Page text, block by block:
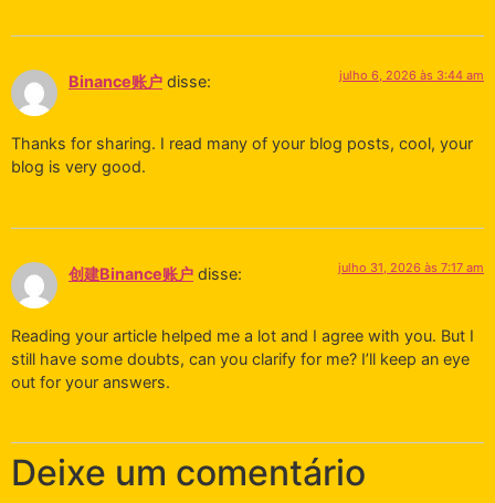
Binance账户 disse: julho 6, 2026 às 3:44 am
Thanks for sharing. I read many of your blog posts, cool, your
blog is very good.
创建Binance账户 disse: julho 31, 2026 às 7:17 am
Reading your article helped me a lot and I agree with you. But I
still have some doubts, can you clarify for me? I’ll keep an eye
out for your answers.
Deixe um comentário